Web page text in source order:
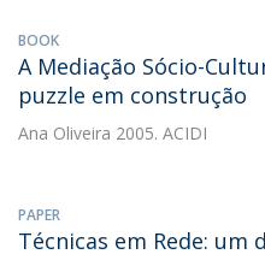
BOOK
A Mediação Sócio-
puzzle em construção
Ana Oliveira 2005. ACIDI
PAPER
Técnicas em Rede: um